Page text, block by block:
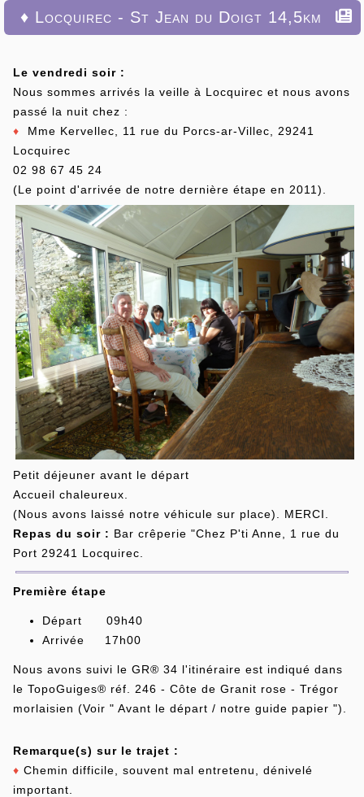
♦ Locquirec - St Jean du Doigt 14,5km
Le vendredi soir :
Nous sommes arrivés la veille à Locquirec et nous avons
passé la nuit chez :
♦ Mme Kervellec, 11 rue du Porcs-ar-Villec, 29241
Locquirec
02 98 67 45 24
(Le point d'arrivée de notre dernière étape en 2011).
Petit déjeuner avant le départ
Accueil chaleureux.
(Nous avons laissé notre véhicule sur place). MERCI.
Repas du soir : Bar crêperie "Chez P'ti Anne, 1 rue du
Port 29241 Locquirec.
Première étape
Départ 09h40
Arrivée 17h00
Nous avons suivi le GR® 34 l'itinéraire est indiqué dans
le TopoGuiges® réf. 246 - Côte de Granit rose - Trégor
morlaisien (Voir " Avant le départ / notre guide papier ").
Remarque(s) sur le trajet :
♦ Chemin difficile, souvent mal entretenu, dénivelé
important.